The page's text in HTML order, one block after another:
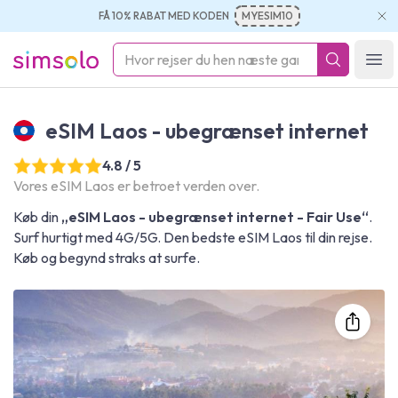
FÅ 10% RABAT MED KODEN MYESIM10
simsolo
eSIM Laos - ubegrænset internet
4.8 / 5
Vores eSIM Laos er betroet verden over.
Køb din „eSIM Laos - ubegrænset internet - Fair Use“.
Surf hurtigt med 4G/5G. Den bedste eSIM Laos til din rejse.
Køb og begynd straks at surfe.